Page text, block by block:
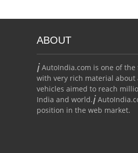
ABOUT
iAutoIndia.com is one of the
with very rich material
vehicles aimed to reach
India and world.i
position in the web market.